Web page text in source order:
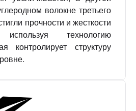
волокне третьего
прочности и жесткости
используя технологию
контролирует структуру